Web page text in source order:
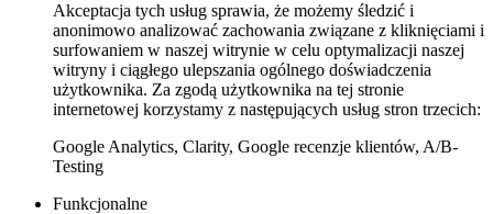
Akceptacja tych usług sprawia, że możemy śledzić i
anonimowo analizować zachowania związane z kliknięciami i
surfowaniem w naszej witrynie w celu optymalizacji naszej
witryny i ciągłego ulepszania ogólnego doświadczenia
użytkownika. Za zgodą użytkownika na tej stronie
internetowej korzystamy z następujących usług stron trzecich:
Google Analytics, Clarity, Google recenzje klientów, A/B-
Testing
Funkcjonalne